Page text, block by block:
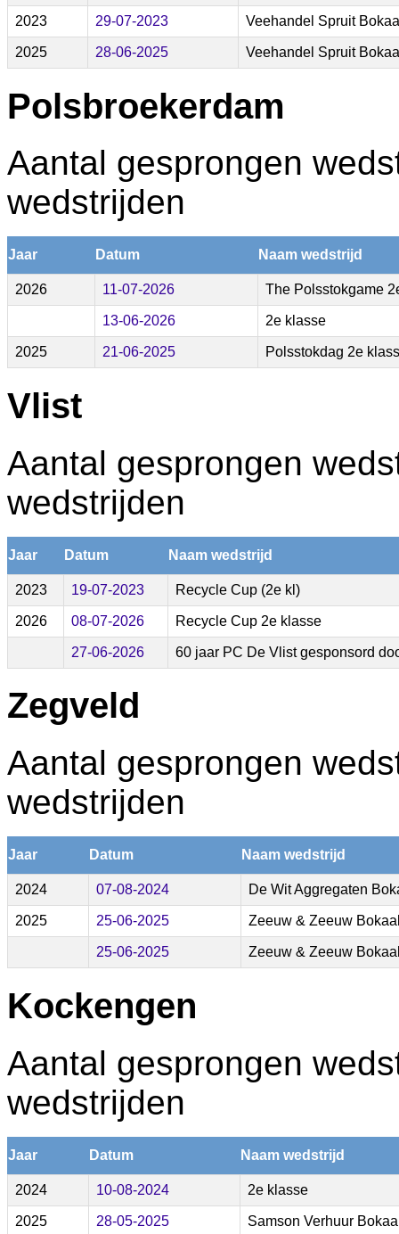
2023 29-07-2023 Veehandel Spruit
2025 28-06-2025 Veehandel Spruit
Polsbroekerdam
Aantal gesprongen
wedstrijden
Jaar Datum Naam wedstrijd
2026 11-07-2026 The Polsstokgame
13-06-2026 2e klasse
2025 21-06-2025 Polsstokdag 2e
Vlist
Aantal gesprongen
wedstrijden
Jaar Datum Naam wedstrijd
2023 19-07-2023 Recycle Cup (2e kl)
2026 08-07-2026 Recycle Cup 2e klasse
27-06-2026 60 jaar PC De Vlist gesponsord
Zegveld
Aantal gesprongen
wedstrijden
Jaar Datum Naam wedstrijd
2024 07-08-2024 De Wit Aggregaten
2025 25-06-2025 Zeeuw & Zeeuw
25-06-2025 Zeeuw & Zeeuw
Kockengen
Aantal gesprongen
wedstrijden
Jaar Datum Naam wedstrijd
2024 10-08-2024 2e klasse
2025 28-05-2025 Samson Verhuur